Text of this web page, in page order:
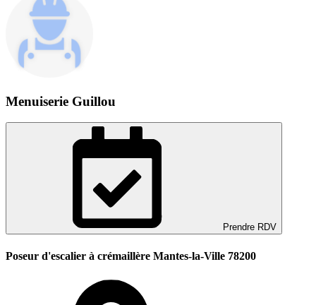
Menuiserie Guillou
Prendre RDV
Poseur d'escalier à crémaillère Mantes-la-Ville 78200